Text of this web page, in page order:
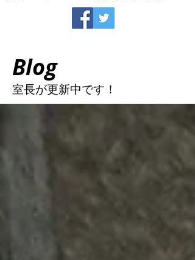
Blog
室長が更新中です！